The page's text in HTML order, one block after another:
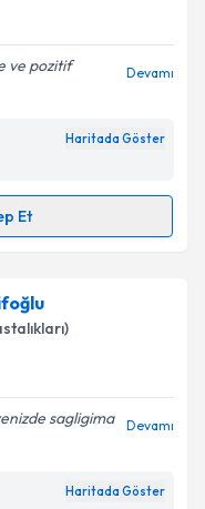
ilişkin
ediyorum.
ve pozitif
Devamı
Haritada Göster
Et
için randevu takvimi
randevu almanız
posta ile
sagligima
Devamı
Haritada Göster